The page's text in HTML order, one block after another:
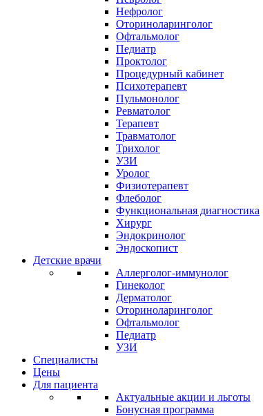
Нефролог
Оториноларинголог
Офтальмолог
Педиатр
Проктолог
Процедурный кабинет
Психотерапевт
Пульмонолог
Ревматолог
Терапевт
Травматолог
Трихолог
УЗИ
Уролог
Физиотерапевт
Флеболог
Функциональная диагностика
Хирург
Эндокринолог
Эндоскопист
Детские врачи
Аллерголог-иммунолог
Гинеколог
Дерматолог
Оториноларинголог
Офтальмолог
Педиатр
УЗИ
Специалисты
Цены
Для пациента
Актуальные акции и льготы
Бонусная программа